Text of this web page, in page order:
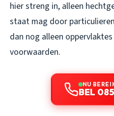
hier streng in, alleen
staat mag door
dan nog alleen
voorwaarden.
NU
BEL